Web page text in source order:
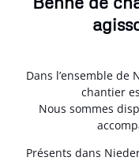
Dans l’ensemble de
chantier
Nous sommes
Présents dans